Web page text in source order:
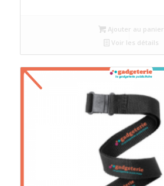
Ajouter au panier
Voir les détails